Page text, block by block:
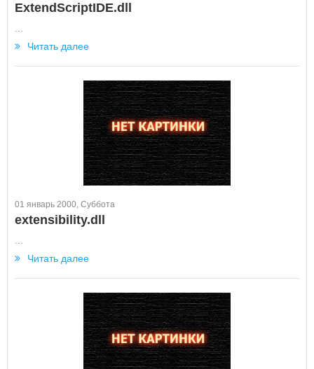
ExtendScriptIDE.dll
Читать далее
01 январь 2000, Суббота
extensibility.dll
Читать далее